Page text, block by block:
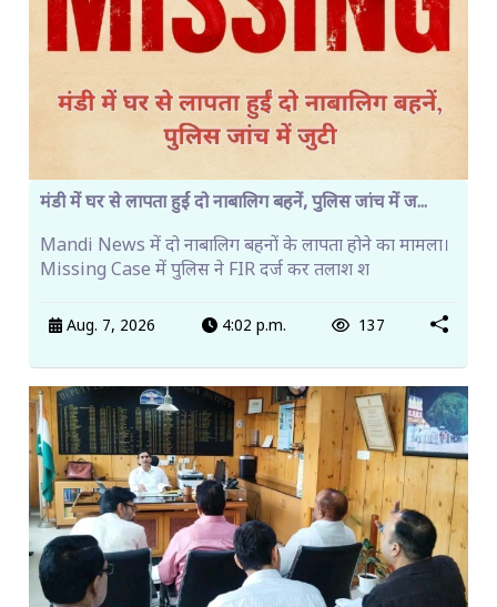
मंडी में घर से लापता हुईं दो नाबालिग बहनें, पुलिस जांच में ज...
Mandi News में दो नाबालिग बहनों के लापता होने का मामला।
Missing Case में पुलिस ने FIR दर्ज कर तलाश श
Aug. 7, 2026 4:02 p.m. 137